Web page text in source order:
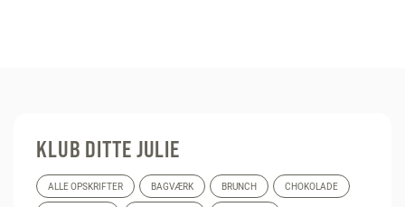
KLUB DITTE JULIE
ALLE OPSKRIFTER BAGVÆRK BRUNCH CHOKOLADE